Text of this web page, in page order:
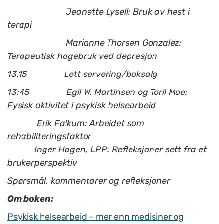
Jeanette Lysell: Bruk av hest i
terapi
Marianne Thorsen Gonzalez:
Terapeutisk hagebruk ved depresjon
13.15 Lett servering/boksalg
13:45 Egil W. Martinsen og Toril Moe:
Fysisk aktivitet i psykisk helsearbeid
Erik Falkum: Arbeidet som
rehabiliteringsfaktor
Inger Hagen, LPP: Refleksjoner sett fra et
brukerperspektiv
Spørsmål, kommentarer og refleksjoner
Om boken:
Psykisk helsearbeid – mer enn medisiner og